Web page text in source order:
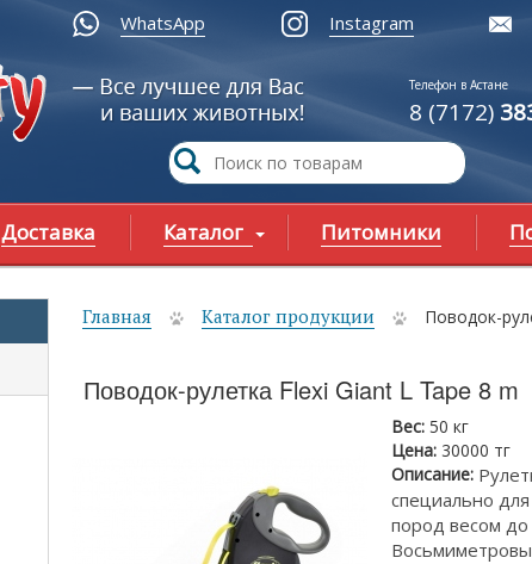
WhatsApp Instagram
Телефон в Астане
8 (7172)
Доставка Каталог Питомники
Вы здесь
Главная Каталог продукции Поводок-
Поводок-рулетка Flexi Giant L Tape 8 m
Вес: 50 кг
Цена: 30000 тг
Описание:
специально для
пород весом до